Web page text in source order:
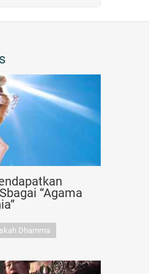
“Agama
Dhamma